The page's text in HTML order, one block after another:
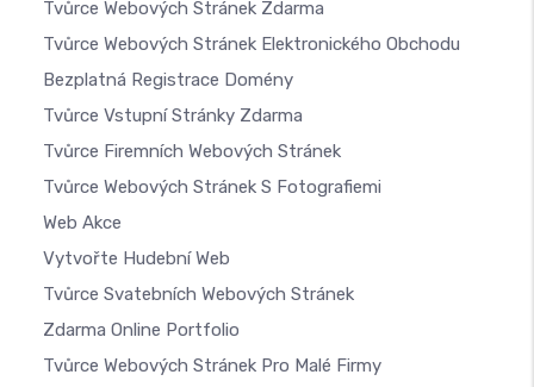
Tvůrce Webových Stránek Zdarma
Tvůrce Webových Stránek Elektronického Obchodu
Bezplatná Registrace Domény
Tvůrce Vstupní Stránky Zdarma
Tvůrce Firemních Webových Stránek
Tvůrce Webových Stránek S Fotografiemi
Web Akce
Vytvořte Hudební Web
Tvůrce Svatebních Webových Stránek
Zdarma Online Portfolio
Tvůrce Webových Stránek Pro Malé Firmy